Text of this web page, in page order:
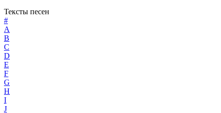
Тексты песен
#
A
B
C
D
E
F
G
H
I
J